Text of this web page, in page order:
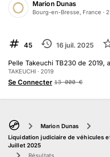
Marion Dunas
Bourg-en-Bresse, France ·
TERMINÉ45 16 juil. 2025
Pelle Takeuchi TB230 de 2019,
TAKEUCHI · 2019
Se Connecter 13 000 €
Marion Dunas
Liquidation judiciaire de véhicules
Juillet 2025